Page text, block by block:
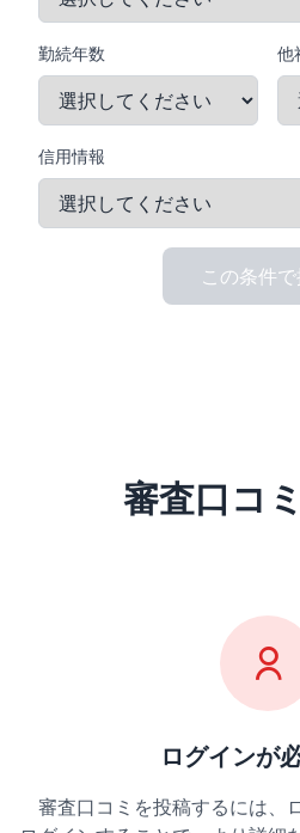
勤続年数 他
信用情報
この条件
審査口コ
ログインが
審査口コミを投稿するには、